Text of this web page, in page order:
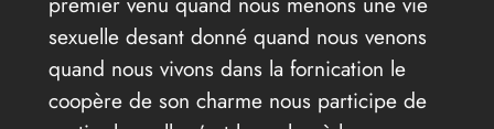
sexuelle desant donné quand nous venons
quand nous vivons dans la fornication le
coopère de son charme nous participe de